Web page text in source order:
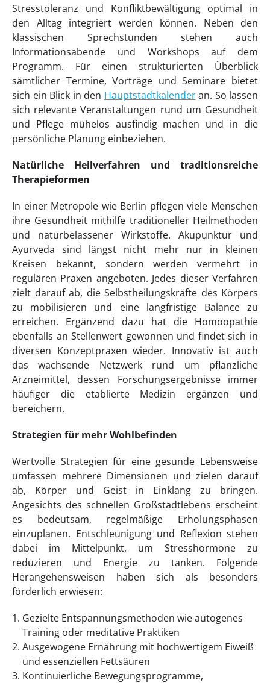
Stresstoleranz und Konfliktbewältigung optimal in
den Alltag integriert werden können. Neben den
klassischen Sprechstunden stehen auch
Informationsabende und Workshops auf dem
Programm. Für einen strukturierten Überblick
sämtlicher Termine, Vorträge und Seminare bietet
sich ein Blick in den Hauptstadtkalenderan. So lassen
sich relevante Veranstaltungen rund um Gesundheit
und Pflege mühelos ausfindig machen und in die
persönliche Planung einbeziehen.
Natürliche Heilverfahren und traditionsreiche
Therapieformen
In einer Metropole wie Berlin pflegen viele Menschen
ihre Gesundheit mithilfe traditioneller Heilmethoden
und naturbelassener Wirkstoffe. Akupunktur und
Ayurveda sind längst nicht mehr nur in kleinen
Kreisen bekannt, sondern werden vermehrt in
regulären Praxen angeboten. Jedes dieser Verfahren
zielt darauf ab, die Selbstheilungskräfte des Körpers
zu mobilisieren und eine langfristige Balance zu
erreichen. Ergänzend dazu hat die Homöopathie
ebenfalls an Stellenwert gewonnen und findet sich in
diversen Konzeptpraxen wieder. Innovativ ist auch
das wachsende Netzwerk rund um pflanzliche
Arzneimittel, dessen Forschungsergebnisse immer
häufiger die etablierte Medizin ergänzen und
bereichern.
Strategien für mehr Wohlbefinden
Wertvolle Strategien für eine gesunde Lebensweise
umfassen mehrere Dimensionen und zielen darauf
ab, Körper und Geist in Einklang zu bringen.
Angesichts des schnellen Großstadtlebens erscheint
es bedeutsam, regelmäßige Erholungsphasen
einzuplanen. Entschleunigung und Reflexion stehen
dabei im Mittelpunkt, um Stresshormone zu
reduzieren und Energie zu tanken. Folgende
Herangehensweisen haben sich als besonders
förderlich erwiesen:
Gezielte Entspannungsmethoden wie autogenes
Training oder meditative Praktiken
Ausgewogene Ernährung mit hochwertigem Eiweiß
und essenziellen Fettsäuren
Kontinuierliche Bewegungsprogramme,